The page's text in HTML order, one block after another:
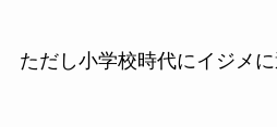
ただし小学校時代にイジメに